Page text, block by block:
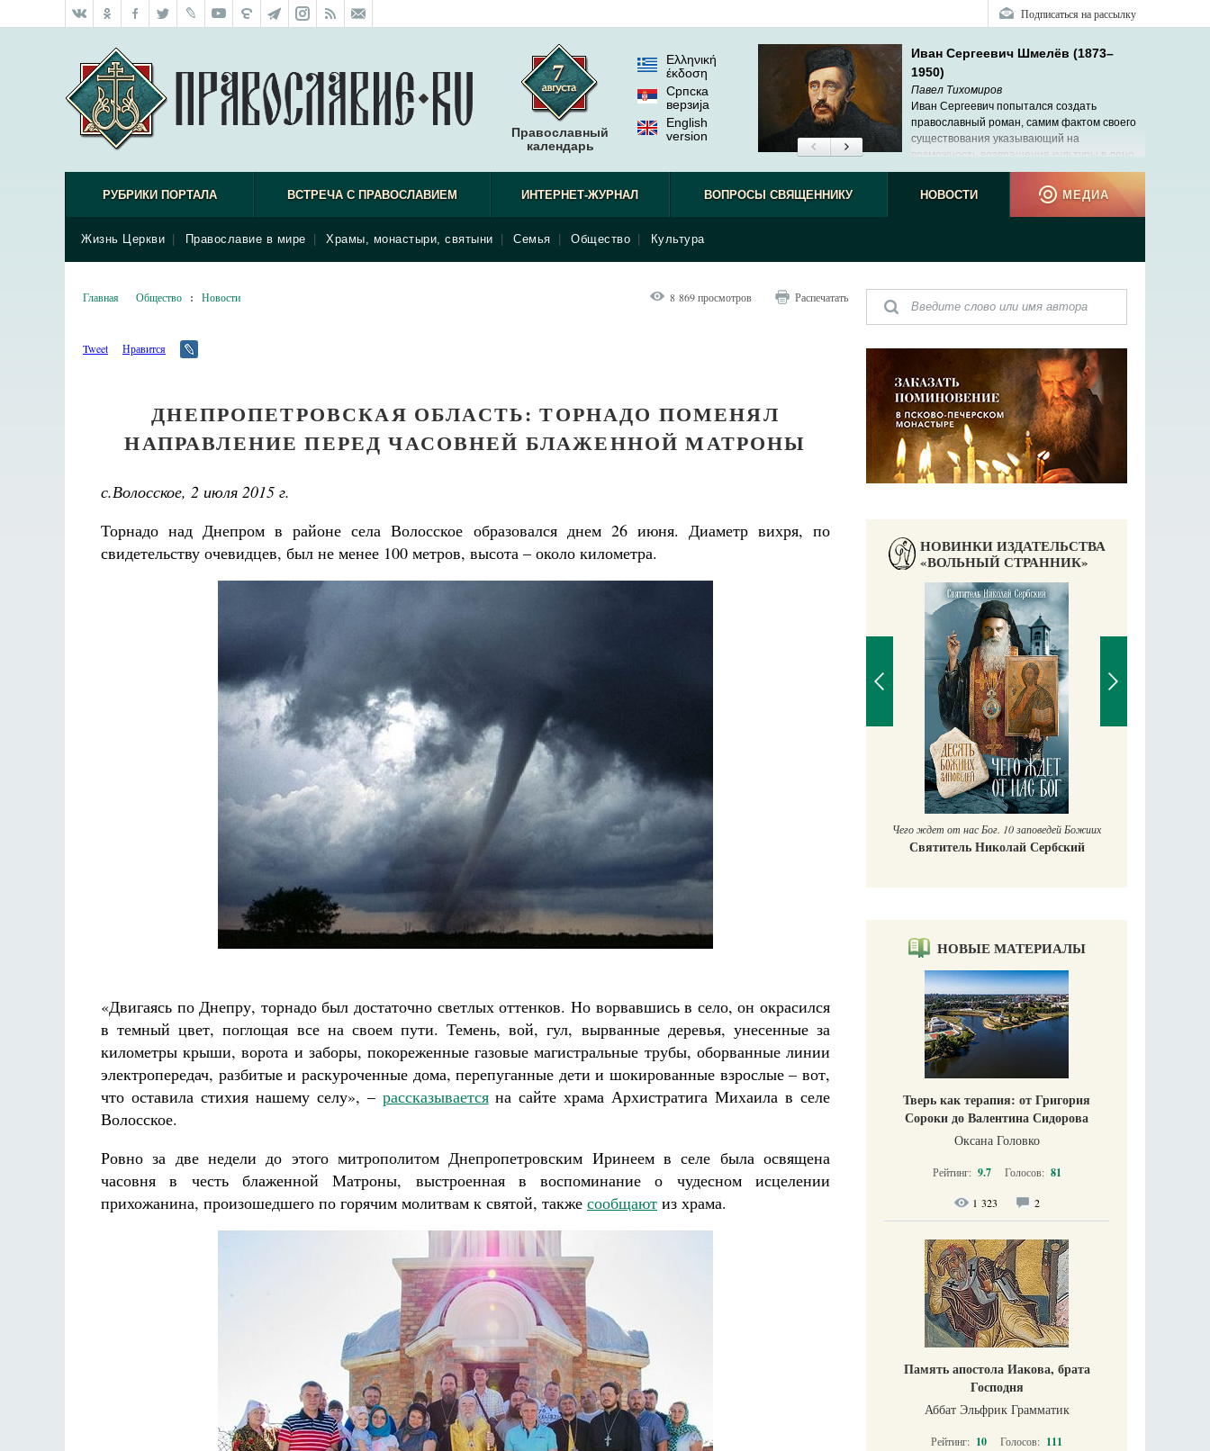
Подписаться на рассылку
Православный
календарь
Ελληνική
έκδοση
Српска
верзиjа
English
version
Иван Сергеевич Шмелёв (1873–
1950)
Павел Тихомиров
Иван Сергеевич попытался создать
православный роман, самим фактом своего
существования указывающий на
возможность возвращения культуры в лоно
Церкви.
РУБРИКИ ПОРТАЛА ВСТРЕЧА С ПРАВОСЛАВИЕМ ИНТЕРНЕТ-ЖУРНАЛ ВОПРОСЫ СВЯЩЕННИКУ НОВОСТИ
Жизнь Церкви Православие в мире Храмы, монастыри, святыни Семья Общество Культура
МЕДИА
Главная Общество : Новости 8 869 просмотров Распечатать
Tweet Нравится
ДНЕПРОПЕТРОВСКАЯ ОБЛАСТЬ: ТОРНАДО ПОМЕНЯЛ
НАПРАВЛЕНИЕ ПЕРЕД ЧАСОВНЕЙ БЛАЖЕННОЙ МАТРОНЫ
с.Волосское, 2 июля 2015 г.
Торнадо над Днепром в районе села Волосское образовался днем 26 июня. Диаметр вихря, по
свидетельству очевидцев, был не менее 100 метров, высота – около километра.
«Двигаясь по Днепру, торнадо был достаточно светлых оттенков. Но ворвавшись в село, он окрасился
в темный цвет, поглощая все на своем пути. Темень, вой, гул, вырванные деревья, унесенные за
километры крыши, ворота и заборы, покореженные газовые магистральные трубы, оборванные линии
электропередач, разбитые и раскуроченные дома, перепуганные дети и шокированные взрослые – вот,
что оставила стихия нашему селу», – рассказываетсяна сайте храма Архистратига Михаила в селе
Волосское.
Ровно за две недели до этого митрополитом Днепропетровским Иринеем в селе была освящена
часовня в честь блаженной Матроны, выстроенная в воспоминание о чудесном исцелении
прихожанина, произошедшего по горячим молитвам к святой, также сообщают из храма.
НОВИНКИ ИЗДАТЕЛЬСТВА
«ВОЛЬНЫЙ СТРАННИК»
Разлуки не будет
Фредерика де Грааф Как найти своё место в жизни
Кирилл Мурышев
Великомученик Георгий Победоносец. Научись у
Роман Котов Чего ждет от нас Бог. 10 заповедей Божиих
Святитель Николай Сербский
НОВЫЕ МАТЕРИАЛЫ
Тверь как терапия: от Григория
Сороки до Валентина Сидорова
Оксана Головко
Рейтинг: 9.7 Голосов: 81
1 323 2
Память апостола Иакова, брата
Господня
Аббат Эльфрик Грамматик
Рейтинг: 10 Голосов: 111